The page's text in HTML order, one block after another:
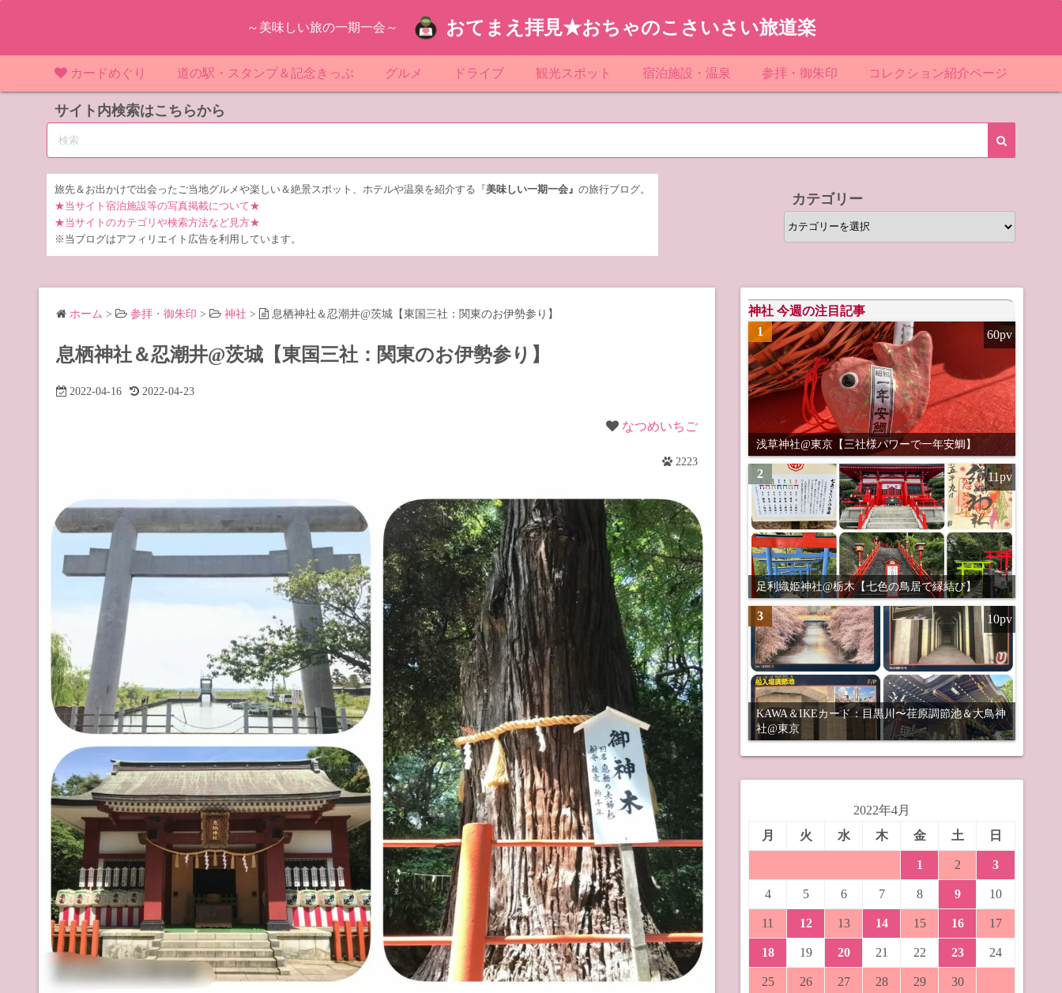
ツ
～美味しい旅の一期一会～ おてまえ拝見★おちゃのこさいさい旅道楽
カードめぐり
マンホールカード マンホールカード（関東）
埼玉県のマンホール
茨城県のマンホール
栃木県のマンホール
マンホールカード（東北） 宮城県のマンホール
マンホールカード（中部）
IKEカード
KAWAカード
橋カード
ダムカード
LOGetカード
道の駅・スタンプ＆記念きっぷ
道の駅（関東）
道の駅 埼玉
道の駅 茨城
道の駅 群馬
道の駅 山梨
道の駅 静岡
道の駅（東北） 道の駅 宮城
道の駅（北陸）
グルメ ドライブ 観光スポット
遊び・体験
宿泊施設・温泉
スーパーホテル
シティホテル・ビジネスホテル
参拝・御朱印 コレクション紹介ページ
「東北」道の駅スタンプ一覧
サイト内検索はこちらから
旅先＆お出かけで出会ったご当地グルメや楽しい＆絶景スポット、ホテルや温泉を紹介する『 美味しい一期一会』 の旅行ブログ。
★当サイト宿泊施設等の写真掲載について★
★当サイトのカテゴリや検索方法など見方★
※当ブログはアフィリエイト広告を利用しています。
カテゴリー
カ
テ
ー
ホーム > 参拝・御朱印 > 神社 > 息栖神社＆忍潮井@茨城【東国三社：関東のお伊勢参り】
息栖神社＆忍潮井@茨城【東国三社：関東のお伊勢参り】
2022-04-16 2022-04-23
なつめいちご
2223
神社 今週の注目記事
1
浅草神社@東京【三社様パワーで一年安鯛】
60pv
2
足利織姫神社@栃木【七色の鳥居で縁結び】
11pv
3
KAWA＆IKEカード：目黒川〜荏原調節池＆大鳥神
社@東京
10pv
2022年4月
月
火 水 木 金 土 日
1 2 3
4 5 6 7 8 9 10
11 12 13 14 15 16 17
18 19 20 21 22 23 24
25 26 27 28 29 30